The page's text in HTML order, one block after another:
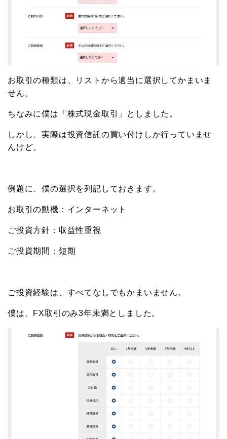
お取引の種類は、リストから適当に選択してかまいま
せん。
ちなみに僕は「株式現金取引」としました。
しかし、実際は投資信託の買い付けしか行っていませ
んけど。
例題に、僕の選択を列記しておきます。
お取引の動機：インターネット
ご投資方針：収益性重視
ご投資期間：短期
ご投資経験は、すべてなしでもかまいません。
僕は、FX取引のみ3年未満としました。